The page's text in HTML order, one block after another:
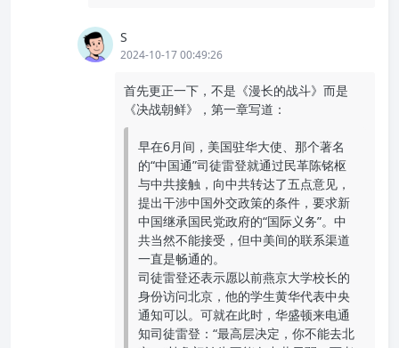
S
2024-10-17 00:49:26
首先更正一下，不是《漫长的战斗》而是
《决战朝鲜》，第一章写道：
早在6月间，美国驻华大使、那个著名
的“中国通”司徒雷登就通过民革陈铭枢
与中共接触，向中共转达了五点意见，
提出干涉中国外交政策的条件，要求新
中国继承国民党政府的“国际义务”。中
共当然不能接受，但中美间的联系渠道
一直是畅通的。
司徒雷登还表示愿以前燕京大学校长的
身份访问北京，他的学生黄华代表中央
通知可以。可就在此时，华盛顿来电通
知司徒雷登：“最高层决定，你不能去北